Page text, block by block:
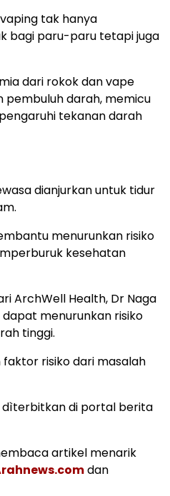
tak hanya
bagi paru-paru tetapi juga
dari rokok dan vape
darah, memicu
tekanan darah
dianjurkan untuk tidur
menurunkan risiko
kesehatan
ArchWell Health, Dr Naga
menurunkan risiko
tinggi.
risiko dari masalah
dìterbitkan di portal berita
artikel menarik
dan